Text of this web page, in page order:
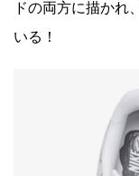
ドの両方に描かれ
いる！